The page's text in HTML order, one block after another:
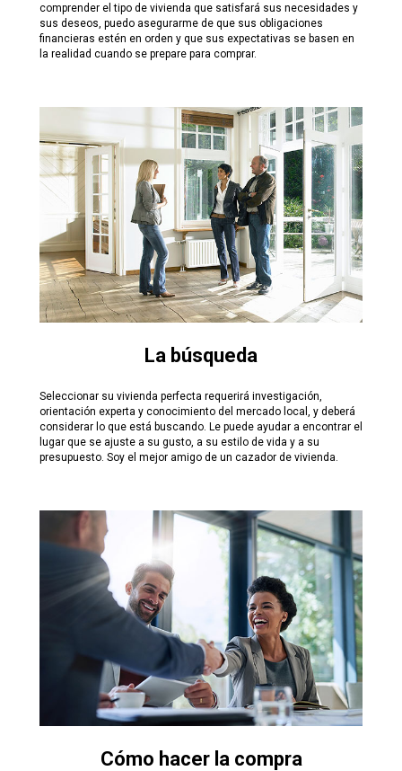
comprender el tipo de vivienda que satisfará sus necesidades y
sus deseos, puedo asegurarme de que sus obligaciones
financieras estén en orden y que sus expectativas se basen en
la realidad cuando se prepare para comprar.
La búsqueda
Seleccionar su vivienda perfecta requerirá investigación,
orientación experta y conocimiento del mercado local, y deberá
considerar lo que está buscando. Le puede ayudar a encontrar el
lugar que se ajuste a su gusto, a su estilo de vida y a su
presupuesto. Soy el mejor amigo de un cazador de vivienda.
Cómo hacer la compra